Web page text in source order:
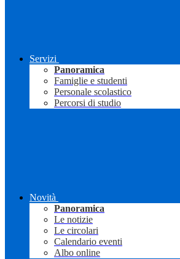
Servizi
Panoramica
Famiglie e studenti
Personale scolastico
Percorsi di studio
Novità
Panoramica
Le notizie
Le circolari
Calendario eventi
Albo online